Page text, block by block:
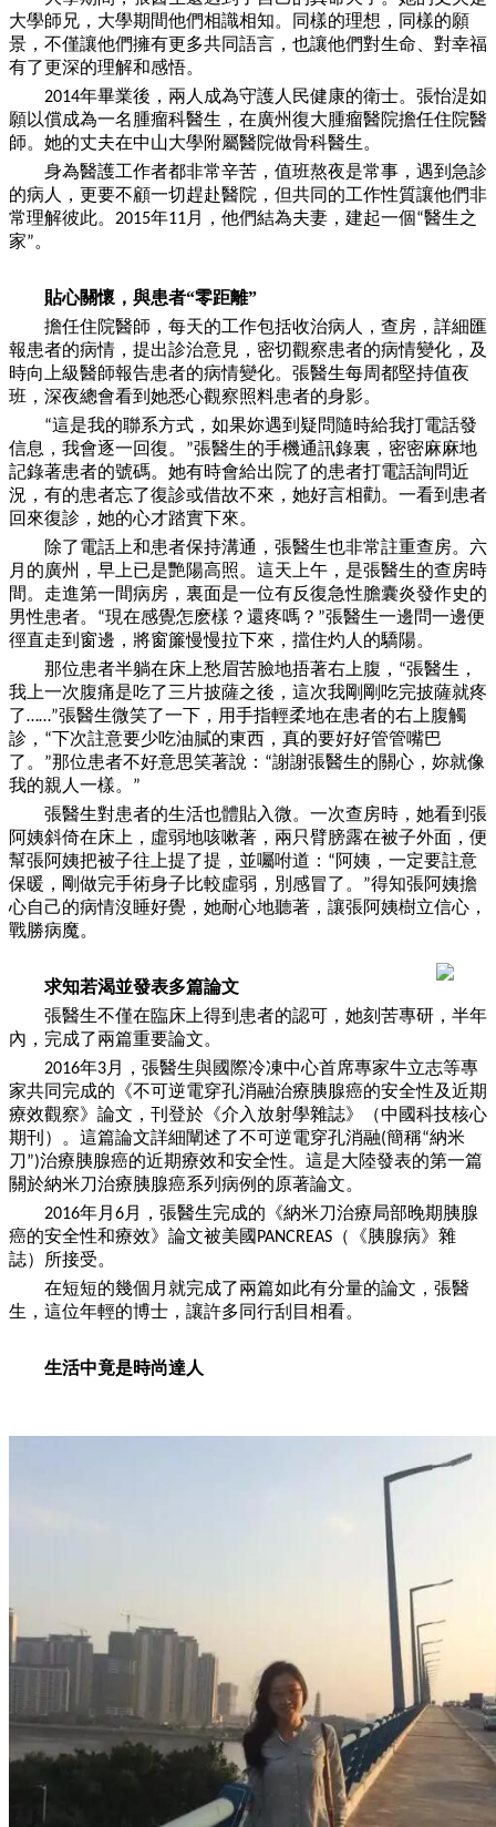
大學師兄，大學期間他們相識相知。同樣的理想，同樣的願
景，不僅讓他們擁有更多共同語言，也讓他們對生命、對幸福
有了更深的理解和感悟。
2014年畢業後，兩人成為守護人民健康的衛士。張怡湜如
願以償成為一名腫瘤科醫生，在廣州復大腫瘤醫院擔任住院醫
師。她的丈夫在中山大學附屬醫院做骨科醫生。
身為醫護工作者都非常辛苦，值班熬夜是常事，遇到急診
的病人，更要不顧一切趕赴醫院，但共同的工作性質讓他們非
常理解彼此。 2015年11月，他們結為夫妻，建起一個“醫生之
家”。
貼心關懷，與患者“零距離”
擔任住院醫師，每天的工作包括收治病人，查房，詳細匯
報患者的病情，提出診治意見，密切觀察患者的病情變化，及
時向上級醫師報告患者的病情變化。張醫生每周都堅持值夜
班，深夜總會看到她悉心觀察照料患者的身影。
“這是我的聯系方式，如果妳遇到疑問隨時給我打電話發
信息，我會逐一回復。 ”張醫生的手機通訊錄裏，密密麻麻地
記錄著患者的號碼。她有時會給出院了的患者打電話詢問近
況，有的患者忘了復診或借故不來，她好言相勸。 一看到患者
回來復診，她的心才踏實下來。
除了電話上和患者保持溝通，張醫生也非常註重查房。六
月的廣州，早上已是艷陽高照。這天上午，是張醫生的查房時
間。走進第一間病房，裏面是一位有反復急性膽囊炎發作史的
男性患者。 “現在感覺怎麽樣？還疼嗎？ ”張醫生一邊問一邊便
徑直走到窗邊，將窗簾慢慢拉下來，擋住灼人的驕陽。
那位患者半躺在床上愁眉苦臉地捂著右上腹， “張醫生，
我上一次腹痛是吃了三片披薩之後，這次我剛剛吃完披薩就疼
了……”張醫生微笑了一下，用手指輕柔地在患者的右上腹觸
診， “下次註意要少吃油膩的東西，真的要好好管管嘴巴
了。 ”那位患者不好意思笑著說： “謝謝張醫生的關心，妳就像
我的親人 一樣。 ”
張醫生對患者的生活也體貼入微。 一次查房時，她看到張
阿姨斜倚在床上，虛弱地咳嗽著，兩只臂膀露在被子外面，便
幫張阿姨把被子往上提了提，並囑咐道： “阿姨， 一定要註意
保暖，剛做完手術身子比較虛弱，別感冒了。 ”得知張阿姨擔
心自己的病情沒睡好覺，她耐心地聽著，讓張阿姨樹立信心，
戰勝病魔。
求知若渴並發表多篇論文
張醫生不僅在臨床上得到患者的認可，她刻苦專研，半年
內，完成了兩篇重要論文。
2016年3月，張醫生與國際冷凍中心首席專家牛立志等專
家共同完成的《不可逆電穿孔消融治療胰腺癌的安全性及近期
療效觀察》論文，刊登於《介入放射學雜誌》（中國科技核心
期刊）。這篇論文詳細闡述了不可逆電穿孔消融(簡稱“納米
刀”)治療胰腺癌的近期療效和安全性。這是大陸發表的第一篇
關於納米刀治療胰腺癌系列病例的原著論文。
2016年月 6月，張醫生完成的《納米刀治療局部晚期胰腺
癌的安全性和療效》論文被美國 PANCREAS （《胰腺病》雜
誌）所接受。
在短短的幾個月就完成了兩篇如此有分量的論文，張醫
生，這位年輕的博士，讓許多同行刮目相看。
生活中竟是時尚達人